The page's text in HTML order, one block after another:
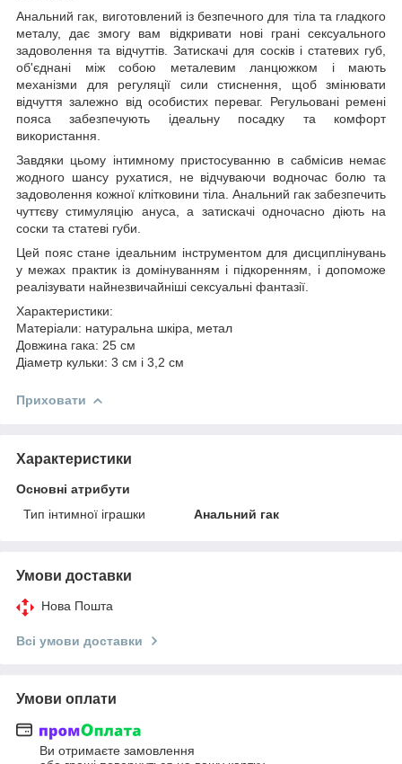
Анальний гак, виготовлений із безпечного для тіла та гладкого
металу, дає змогу вам відкривати нові грані сексуального
задоволення та відчуттів. Затискачі для сосків і статевих губ,
об'єднані між собою металевим ланцюжком і мають
механізми для регуляції сили стиснення, щоб змінювати
відчуття залежно від особистих переваг. Регульовані ремені
пояса забезпечують ідеальну посадку та комфорт
використання.
Завдяки цьому інтимному пристосуванню в сабмісив немає
жодного шансу рухатися, не відчуваючи водночас болю та
задоволення кожної клітковини тіла. Анальний гак забезпечить
чуттєву стимуляцію ануса, а затискачі одночасно діють на
соски та статеві губи.
Цей пояс стане ідеальним інструментом для дисциплінувань
у межах практик із домінуванням і підкоренням, і допоможе
реалізувати найнезвичайніші сексуальні фантазії.
Характеристики:
Матеріали: натуральна шкіра, метал
Довжина гака: 25 см
Діаметр кульки: 3 см і 3,2 см
Приховати
Характеристики
Основні атрибути
Тип інтимної іграшки
Анальний гак
Умови доставки
Нова Пошта
Всі умови доставки
Умови оплати
Ви отримаєте замовлення